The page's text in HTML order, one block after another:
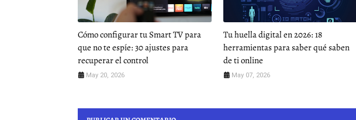
Cómo configurar tu Smart TV para
que no te espíe: 30 ajustes para
recuperar el control
May 20, 2026
Tu huella digital en 2026: 18
herramientas para saber qué saben
de ti online
May 07, 2026